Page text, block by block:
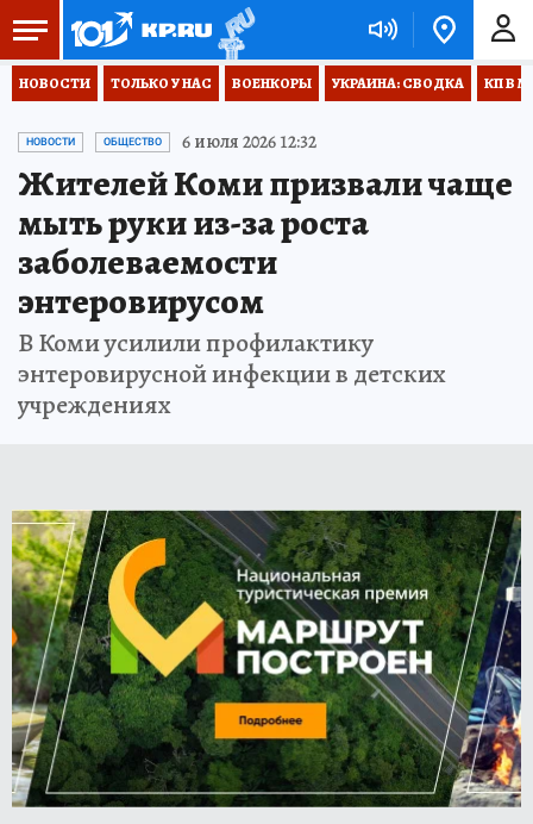
НОВОСТИ ТОЛЬКО У НАС ВОЕНКОРЫ УКРАИНА: СВОДКА КП В
НОВОСТИ ОБЩЕСТВО 6 июля 2026 12:32
Жителей Коми призвали чаще
мыть руки из-за роста
заболеваемости
энтеровирусом
В Коми усилили профилактику
энтеровирусной инфекции в детских
учреждениях